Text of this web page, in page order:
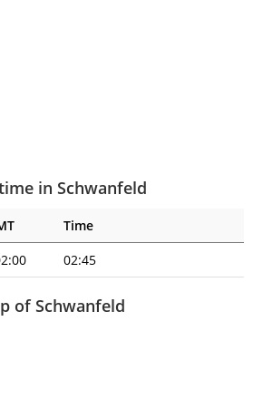
in Schwanfeld
Time
02:45
of Schwanfeld